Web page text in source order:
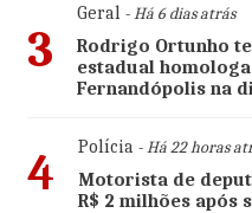
3
Geral- Há 6 dias atrás
Rodrigo Ortunho
estadual
Fernandópolis na
4 Polícia- Há 22 horas
Motorista de
R$ 2 milhões após